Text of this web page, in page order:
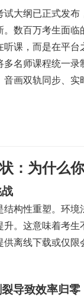
试大纲已正式发
数百万考生面
课，而是在平
名师课程统一
画双轨同步、实
：为什么
结构性重塑。环
。这意味着考
离线下载或仅
导致效率归零